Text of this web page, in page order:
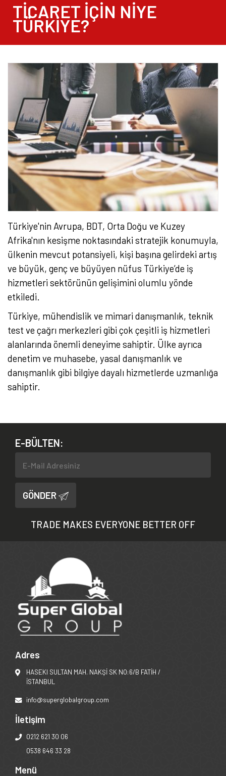
TICARET IÇIN NIYE
TÜRKIYE?
Türkiye'nin Avrupa, BDT, Orta Doğu ve Kuzey
Afrika'nın kesişme noktasındaki stratejik konumuyla,
ülkenin mevcut potansiyeli, kişi başına gelirdeki artış
ve büyük, genç ve büyüyen nüfus Türkiye’de iş
hizmetleri sektörünün gelişimini olumlu yönde
etkiledi.
Türkiye, mühendislik ve mimari danışmanlık, teknik
test ve çağrı merkezleri gibi çok çeşitli iş hizmetleri
alanlarında önemli deneyime sahiptir. Ülke ayrıca
denetim ve muhasebe, yasal danışmanlık ve
danışmanlık gibi bilgiye dayalı hizmetlerde uzmanlığa
sahiptir.
E-BÜLTEN:
GÖNDER
TRADE MAKES EVERYONE BETTER OFF
Adres
HASEKI SULTAN MAH. NAKŞİ SK NO:6/B FATİH /
İSTANBUL
info@superglobalgroup.com
İletişim
0212 621 30 06
0538 646 33 28
Menü